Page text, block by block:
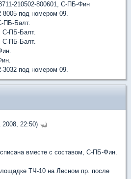
210502-800601, С-ПБ-Фин
8005 под номером 09.
ПБ-Балт.
С-ПБ-Балт.
С-ПБ-Балт.
3032 под номером 09.
2008, 22:50)
вместе с составом, С-ПБ-Фин.
ТЧ-10 на Лесном пр. после